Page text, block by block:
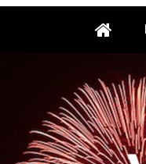
ÚVOD